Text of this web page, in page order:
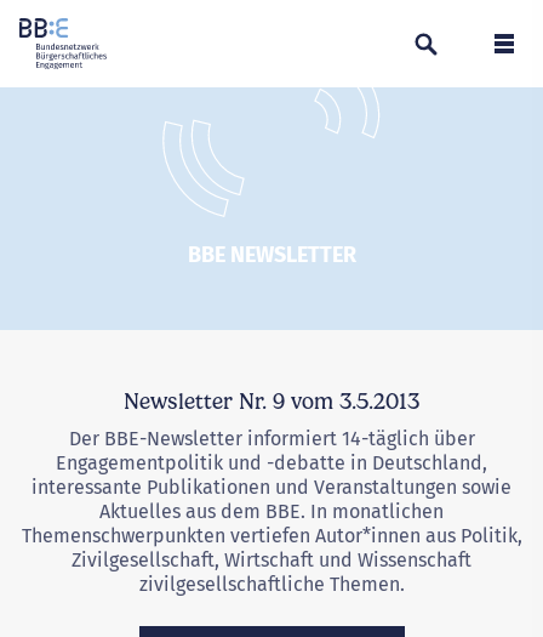
Suchen
BBE NEWSLETTER
Newsletter Nr. 9 vom 3.5.2013
Der BBE-Newsletter informiert 14-täglich über
Engagementpolitik und -debatte in Deutschland,
interessante Publikationen und Veranstaltungen sowie
Aktuelles aus dem BBE. In monatlichen
Themenschwerpunkten vertiefen Autor*innen aus Politik,
Zivilgesellschaft, Wirtschaft und Wissenschaft
zivilgesellschaftliche Themen.